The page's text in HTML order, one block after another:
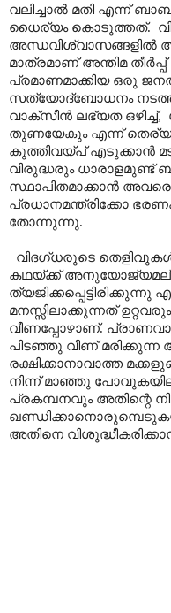
വലിച്ചാൽ മതി എന്ന്
ധൈര്യം കൊടുത്തത്.
അന്ധവിശ്വാസങ്ങളിൽ
മാത്രമാണ് അന്തിമ
പ്രമാണമാക്കിയ ഒരു
സത്യോദ്ബോധനം
വാക്സീൻ ലഭ്യത ഒഴിച്ച്,
തുണയേകും എന്ന്
കുത്തിവയ്പ് എടുക്കാൻ
വിരുദ്ധരും ധാരാളമുണ്ട്
സ്ഥാപിതമാക്കാൻ അവരെ
പ്രധാനമന്ത്രിക്കോ
തോന്നുന്നു.
വിദഗ്ധരുടെ
കഥയ്ക്ക്
ത്യജിക്കപ്പെട്ടിരിക്കുന്നു
മനസ്സിലാക്കുന്നത്
വീണപ്പോഴാണ്.
പിടഞ്ഞു വീണ്
രക്ഷിക്കാനാവാത്ത
നിന്ന് മാഞ്ഞു
പ്രകമ്പനവും അതിന്റെ
അതിനെ